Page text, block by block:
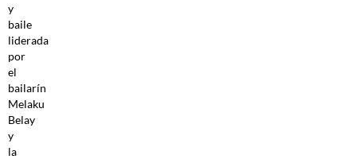
y
baile
liderada
por
el
bailarín
Melaku
Belay
y
la